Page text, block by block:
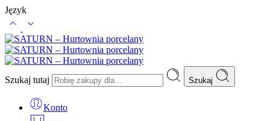
Język
Szukaj tutaj Szukaj
Konto